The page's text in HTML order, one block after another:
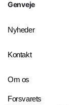
Genveje
Nyheder
Kontakt
Om os
Forsvarets